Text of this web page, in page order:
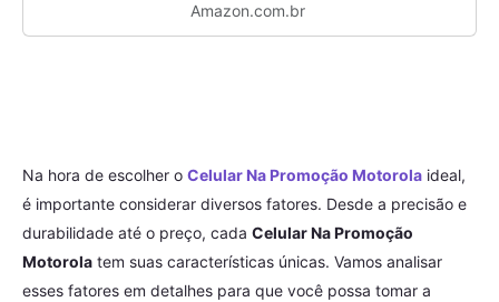
Amazon.com.br
Na hora de escolher o Celular Na Promoção Motorola ideal,
é importante considerar diversos fatores. Desde a precisão e
durabilidade até o preço, cada Celular Na Promoção
Motorola tem suas características únicas. Vamos analisar
esses fatores em detalhes para que você possa tomar a